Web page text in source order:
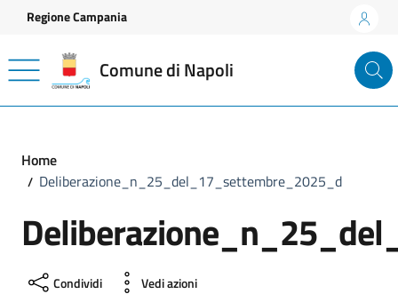
Vai ai contenuti
Vai al footer
Regione Campania
Comune di Napoli
Home
Deliberazione_n_25_del_17_settembre_2025_d
Condividi Vedi azioni